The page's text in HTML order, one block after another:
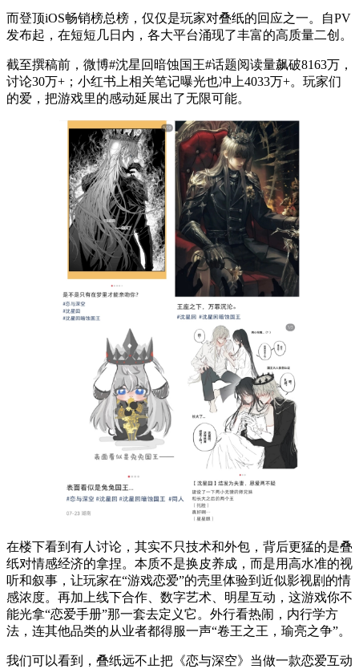
而登顶iOS畅销榜总榜，仅仅是玩家对叠纸的回应之一。自PV
发布起，在短短几日内，各大平台涌现了丰富的高质量二创。
截至撰稿前，微博#沈星回暗蚀国王#话题阅读量飙破8163万，
讨论30万+；小红书上相关笔记曝光也冲上4033万+。玩家们
的爱，把游戏里的感动延展出了无限可能。
在楼下看到有人讨论，其实不只技术和外包，背后更猛的是叠
纸对情感经济的拿捏。本质不是换皮养成，而是用高水准的视
听和叙事，让玩家在“游戏恋爱”的壳里体验到近似影视剧的情
感浓度。再加上线下合作、数字艺术、明星互动，这游戏你不
能光拿“恋爱手册”那一套去定义它。外行看热闹，内行学方
法，连其他品类的从业者都得服一声“卷王之王，瑜亮之争”。
我们可以看到，叠纸远不止把《恋与深空》当做一款恋爱互动